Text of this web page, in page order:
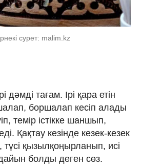
сурет: malim.kz
тағам. Ірі қара етін
боршалап кесіп алады
темір істікке шаншып,
Қақтау кезінде кезек-кезек
қызылқоңырланып, исі
болды деген сөз.